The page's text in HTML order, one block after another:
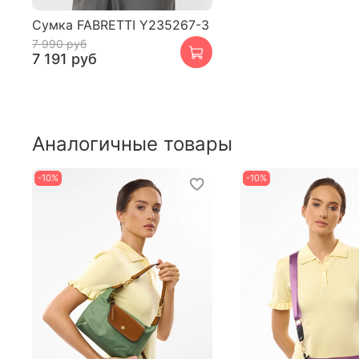
Сумка FABRETTI Y235267-3
7 990 руб
7 191 руб
Аналогичные товары
-10% -10%